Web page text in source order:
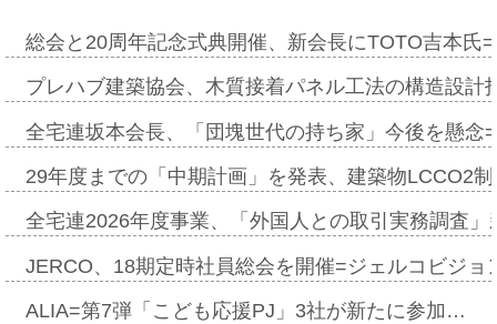
総会と20周年記念式典開催、新会長にTOTO吉本氏
プレハブ建築協会、木質接着パネル工法の構造設
全宅連坂本会長、「団塊世代の持ち家」今後を懸
29年度までの「中期計画」を発表、建築物LCCO2
全宅連2026年度事業、「外国人との取引実務調査
JERCO、18期定時社員総会を開催=ジェルコビジ
ALIA=第7弾「こども応援PJ」3社が新たに参加…